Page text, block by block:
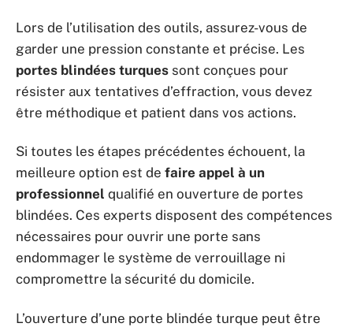
Lors de l’utilisation des outils, assurez-vous de
garder une pression constante et précise. Les
portes blindées turques sont conçues pour
résister aux tentatives d’effraction, vous devez
être méthodique et patient dans vos actions.
Si toutes les étapes précédentes échouent, la
meilleure option est de faire appel à un
professionnel qualifié en ouverture de portes
blindées. Ces experts disposent des compétences
nécessaires pour ouvrir une porte sans
endommager le système de verrouillage ni
compromettre la sécurité du domicile.
L’ouverture d’une porte blindée turque peut être